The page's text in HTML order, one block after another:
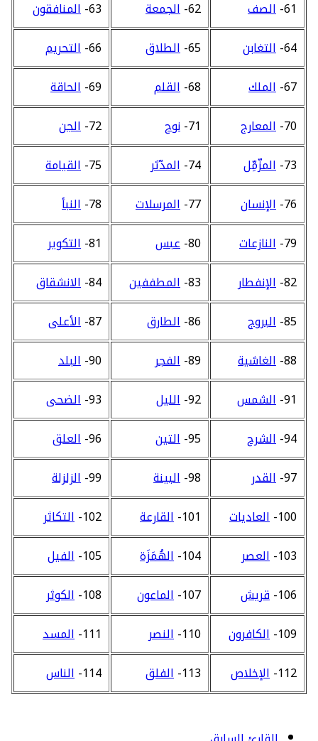
61- الصف 62- الجمعة 63- المنافقون
64- التغابن 65- الطلاق 66- التحريم
67- الملك 68- القلم 69- الحاقة
70- المعارج 71- نوح 72- الجن
73- المزّمِّل 74- المدّثر 75- القيامة
76- الإنسان 77- المرسلات 78- النبأ
79- النازعات 80- عبس 81- التكوير
82- الإنفطار 83- المطففين 84- الانشقاق
85- البروج 86- الطارق 87- الأعلى
88- الغاشية 89- الفجر 90- البلد
91- الشمس 92- الليل 93- الضحى
94- الشرح 95- التين 96- العلق
97- القدر 98- البينة 99- الزلزلة
100- العاديات 101- القارعة 102- التكاثر
103- العصر 104- الهُمَزَة 105- الفيل
106- قريش 107- الماعون 108- الكوثر
109- الكافرون 110- النصر 111- المسد
112- الإخلاص 113- الفلق 114- الناس